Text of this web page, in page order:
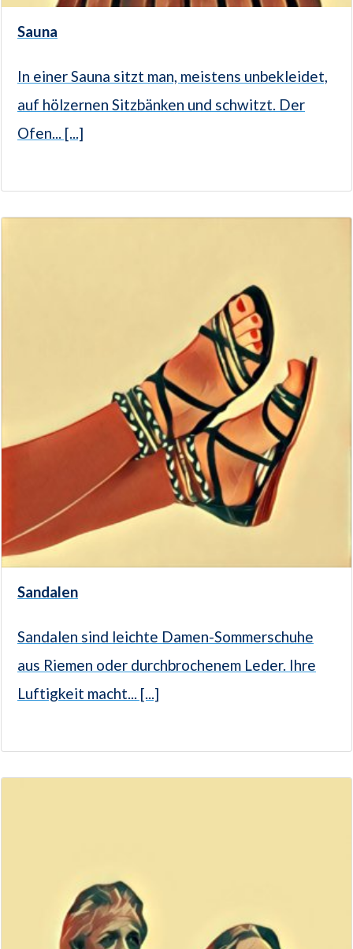
Sauna
In einer Sauna sitzt man, meistens unbekleidet,
auf hölzernen Sitzbänken und schwitzt. Der
Ofen... [...]
Sandalen
Sandalen sind leichte Damen-Sommerschuhe
aus Riemen oder durchbrochenem Leder. Ihre
Luftigkeit macht... [...]